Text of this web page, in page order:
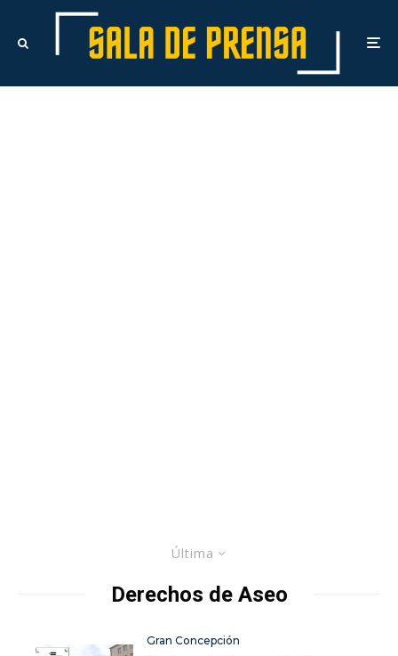
Última
Derechos de Aseo
Gran Concepción